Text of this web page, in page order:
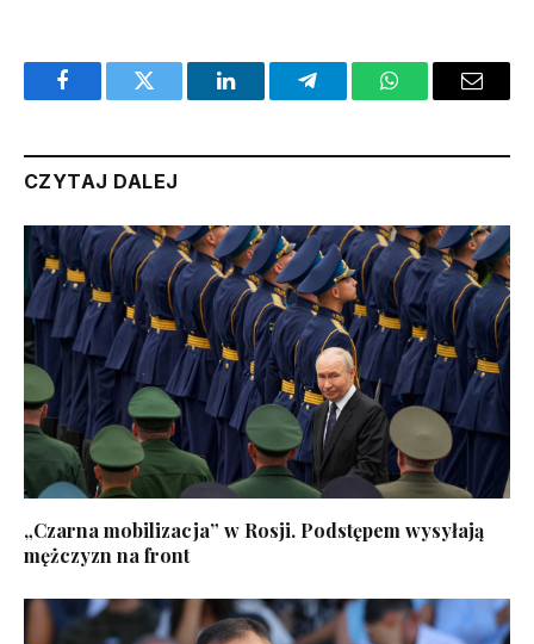
FacebookTwitter LinkedInTelegramWhatsAppEmail
CZYTAJ DALEJ
„Czarna mobilizacja” w Rosji. Podstępem wysyłają
mężczyzn na front